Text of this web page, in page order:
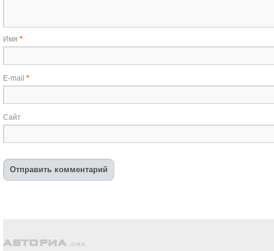
Имя *
E-mail *
Сайт